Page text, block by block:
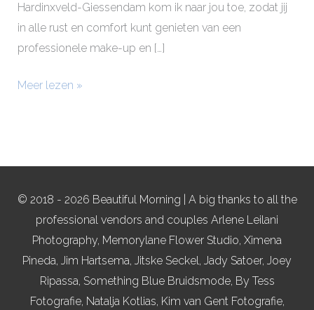
Hardinxveld-Giessendam kom ik naar jou toe, zodat jij
in alle rust en comfort kunt genieten van een
professionele make-up en […]
Meer lezen »
© 2018 - 2026 Beautiful Morning | A big thanks to all the
professional vendors and couples Arlene Leilani
Photography, Memorylane Flower Studio, Ximena
Pineda, Jim Hartsema, Jitske Seckel, Jady Satoer, Joey
Ripassa, Something Blue Bruidsmode, By Tess
Fotografie, Natalja Kotlias, Kim van Gent Fotografie,